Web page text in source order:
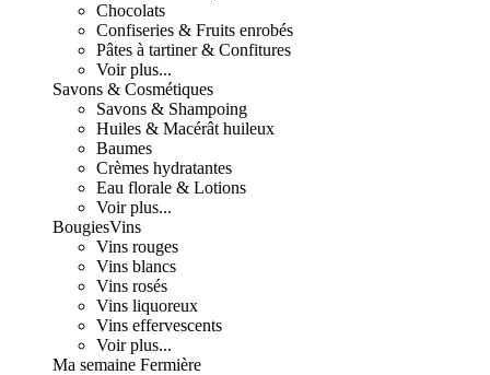
Chocolats
Confiseries & Fruits enrobés
Pâtes à tartiner & Confitures
Voir plus...
Savons & Cosmétiques
Savons & Shampoing
Huiles & Macérât huileux
Baumes
Crèmes hydratantes
Eau florale & Lotions
Voir plus...
BougiesVins
Vins rouges
Vins blancs
Vins rosés
Vins liquoreux
Vins effervescents
Voir plus...
Ma semaine Fermière